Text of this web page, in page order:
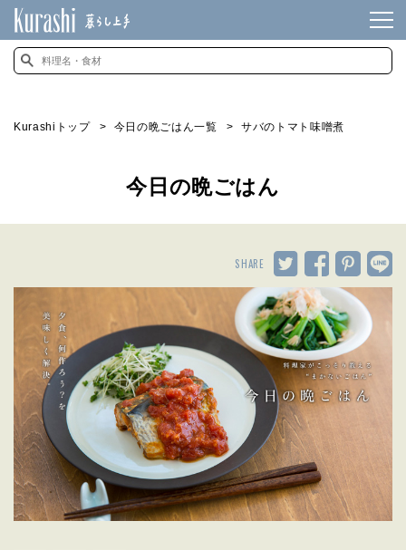
Kurashiトップ 今日の晩ごはん一覧 サバのトマト味噌煮
今日の晩ごはん
SHARE